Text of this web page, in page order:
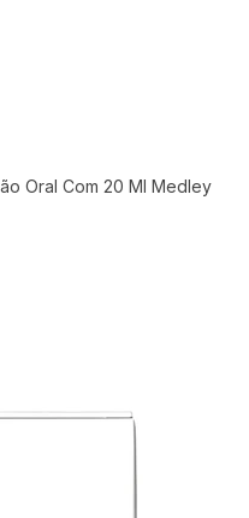
Oral Com 20 Ml Medley